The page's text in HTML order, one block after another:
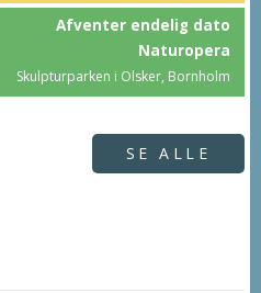
Afventer endelig dato
Naturopera
Skulpturparken i Olsker, Bornholm
SE ALLE